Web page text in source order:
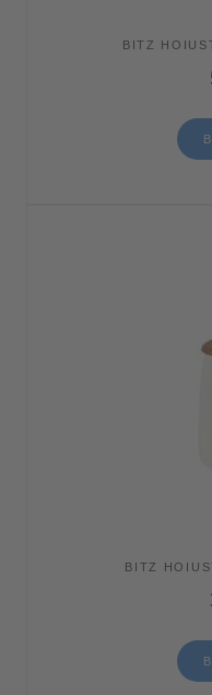
BITZ
BITZ